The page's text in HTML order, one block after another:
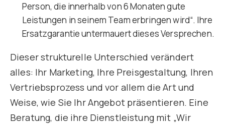
Person, die innerhalb von 6 Monaten gute
Leistungen in seinem Team erbringen wird“. Ihre
Ersatzgarantie untermauert dieses Versprechen.
Dieser strukturelle Unterschied verändert
alles: Ihr Marketing, Ihre Preisgestaltung, Ihren
Vertriebsprozess und vor allem die Art und
Weise, wie Sie Ihr Angebot präsentieren. Eine
Beratung, die ihre Dienstleistung mit „Wir